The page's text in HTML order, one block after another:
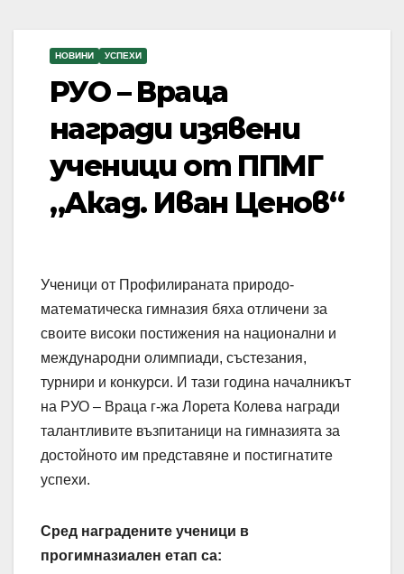
НОВИНИ УСПЕХИ
РУО – Враца
награди изявени
ученици от ППМГ
„Акад. Иван Ценов“
Ученици от Профилираната природо-
математическа гимназия бяха отличени за
своите високи постижения на национални и
международни олимпиади, състезания,
турнири и конкурси. И тази година началникът
на РУО – Враца г-жа Лорета Колева награди
талантливите възпитаници на гимназията за
достойното им представяне и постигнатите
успехи.
Сред наградените ученици в
прогимназиален етап са: